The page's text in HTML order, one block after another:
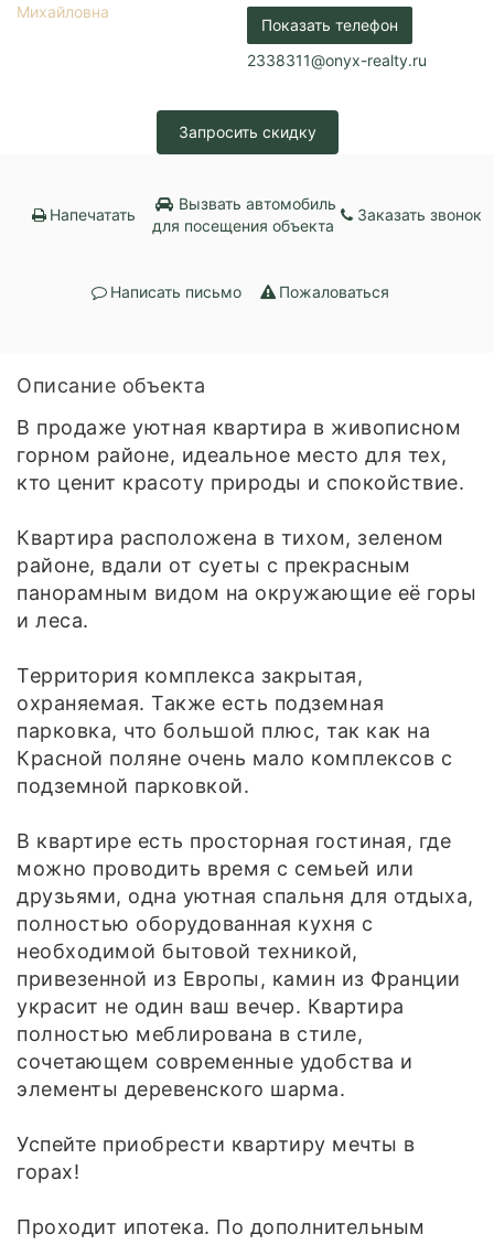
Показать телефон
2338311@onyx-realty.ru
Запросить скидку
Напечатать
Вызвать автомобиль
для посещения объекта
Заказать звонок
Написать письмо Пожаловаться
Описание объекта
В продаже уютная квартира в живописном
горном районе, идеальное место для тех,
кто ценит красоту природы и спокойствие.
Квартира расположена в тихом, зеленом
районе, вдали от суеты с прекрасным
панорамным видом на окружающие её горы
и леса.
Территория комплекса закрытая,
охраняемая. Также есть подземная
парковка, что большой плюс, так как на
Красной поляне очень мало комплексов с
подземной парковкой.
В квартире есть просторная гостиная, где
можно проводить время с семьей или
друзьями, одна уютная спальня для отдыха,
полностью оборудованная кухня с
необходимой бытовой техникой,
привезенной из Европы, камин из Франции
украсит не один ваш вечер. Квартира
полностью меблирована в стиле,
сочетающем современные удобства и
элементы деревенского шарма.
Успейте приобрести квартиру мечты в
горах!
Проходит ипотека. По дополнительным